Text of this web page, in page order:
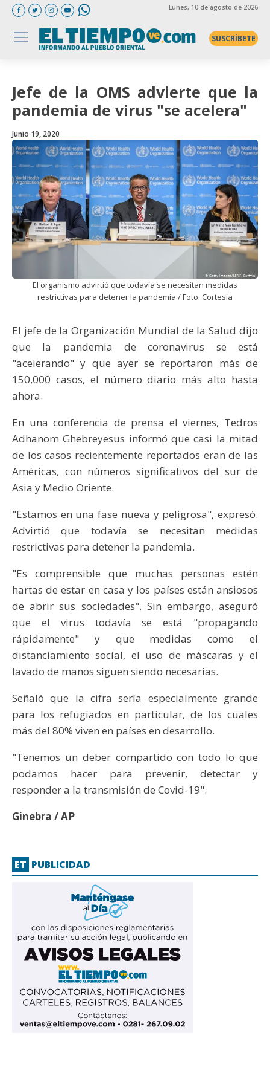
Lunes, 10 de agosto de 2026
SUSCRÍBETE
Jefe de la OMS advierte que la
pandemia de virus "se acelera"
Junio 19, 2020
El organismo advirtió que todavía se necesitan medidas
restrictivas para detener la pandemia / Foto: Cortesía
El jefe de la Organización Mundial de la Salud dijo
que la pandemia de coronavirus se está
"acelerando" y que ayer se reportaron más de
150,000 casos, el número diario más alto hasta
ahora.
En una conferencia de prensa el viernes, Tedros
Adhanom Ghebreyesus informó que casi la mitad
de los casos recientemente reportados eran de las
Américas, con números significativos del sur de
Asia y Medio Oriente.
"Estamos en una fase nueva y peligrosa", expresó.
Advirtió que todavía se necesitan medidas
restrictivas para detener la pandemia.
"Es comprensible que muchas personas estén
hartas de estar en casa y los países están ansiosos
de abrir sus sociedades". Sin embargo, aseguró
que el virus todavía se está "propagando
rápidamente" y que medidas como el
distanciamiento social, el uso de máscaras y el
lavado de manos siguen siendo necesarias.
Señaló que la cifra sería especialmente grande
para los refugiados en particular, de los cuales
más del 80% viven en países en desarrollo.
"Tenemos un deber compartido con todo lo que
podamos hacer para prevenir, detectar y
responder a la transmisión de Covid-19".
Ginebra / AP
ET PUBLICIDAD